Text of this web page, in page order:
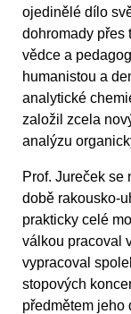
ojedinělé dílo
dohromady přes
vědce a
humanistou a
analytické
založil zcela
analýzu
Prof. Jureček se
době rakousko-
prakticky celé
válkou pracoval
vypracoval
stopových
předmětem jeho